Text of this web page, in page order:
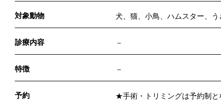
対象動物 犬、猫、小鳥、ハムスター、
診療内容 －
特徴 －
予約 ★手術・トリミングは予約制と